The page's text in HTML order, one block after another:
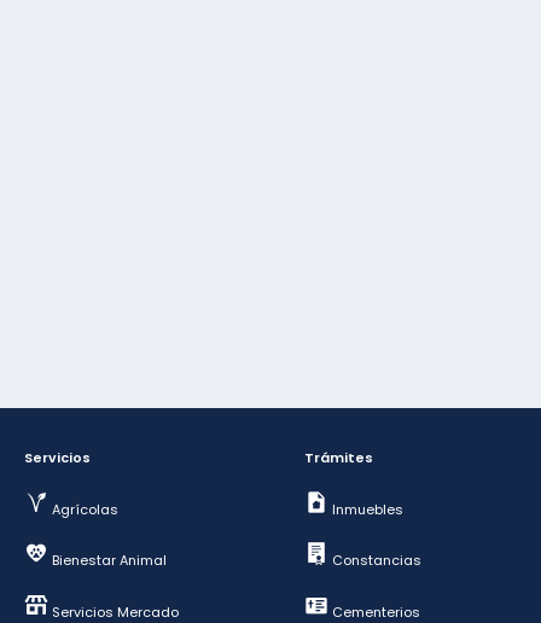
Servicios
Agrícolas
Bienestar Animal
Servicios Mercado
Trámites
Inmuebles
Constancias
Cementerios